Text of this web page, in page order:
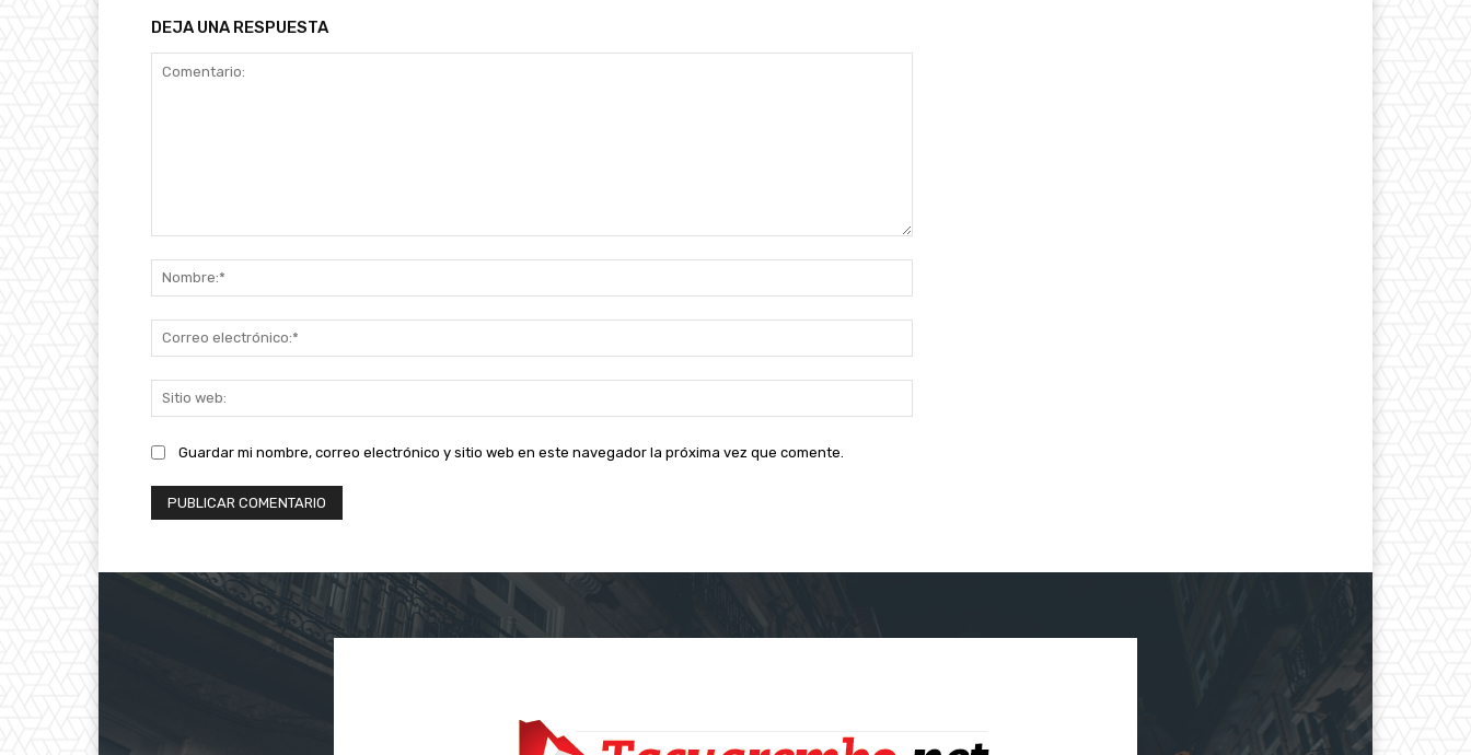
DEJA UNA RESPUESTA
electrónico:*
web:
Guardar mi nombre, correo electrónico y sitio web en este navegador la próxima vez que comente.